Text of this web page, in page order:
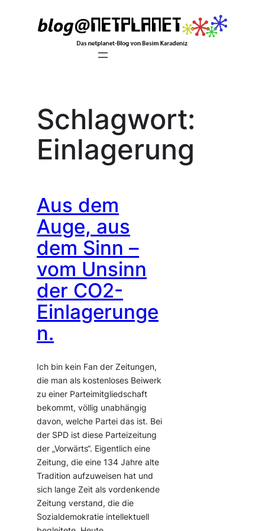
Schlagwort:
Einlagerung
Aus dem
Auge, aus
dem Sinn –
vom Unsinn
der CO2-
Einlagerunge
n.
Ich bin kein Fan der Zeitungen,
die man als kostenloses Beiwerk
zu einer Parteimitgliedschaft
bekommt, völlig unabhängig
davon, welche Partei das ist. Bei
der SPD ist diese Parteizeitung
der „Vorwärts“. Eigentlich eine
Zeitung, die eine 134 Jahre alte
Tradition aufzuweisen hat und
sich lange Zeit als vordenkende
Zeitung verstand, die die
Sozialdemokratie intellektuell